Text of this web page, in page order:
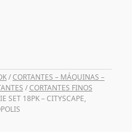
/CORTANTES – MÁQUINAS –
/CORTANTES FINOS
SET 18PK – CITYSCAPE,